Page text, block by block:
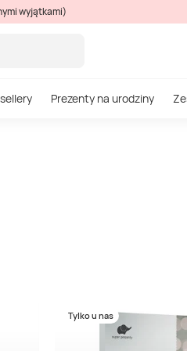
wyjątkami)
Prezenty na urodziny
Tylko u nas